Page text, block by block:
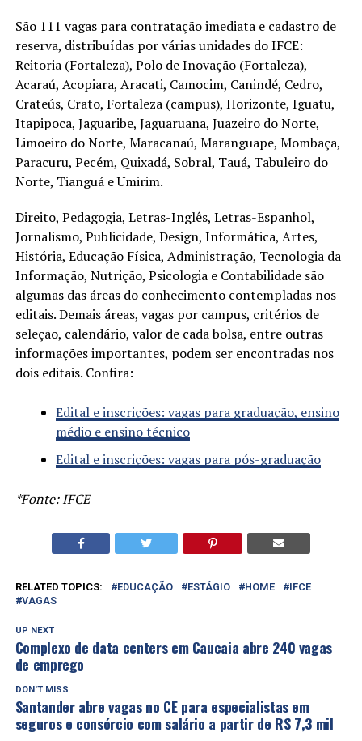
São 111 vagas para contratação imediata e cadastro de
reserva, distribuídas por várias unidades do IFCE:
Reitoria (Fortaleza), Polo de Inovação (Fortaleza),
Acaraú, Acopiara, Aracati, Camocim, Canindé, Cedro,
Crateús, Crato, Fortaleza (campus), Horizonte, Iguatu,
Itapipoca, Jaguaribe, Jaguaruana, Juazeiro do Norte,
Limoeiro do Norte, Maracanaú, Maranguape, Mombaça,
Paracuru, Pecém, Quixadá, Sobral, Tauá, Tabuleiro do
Norte, Tianguá e Umirim.
Direito, Pedagogia, Letras-Inglês, Letras-Espanhol,
Jornalismo, Publicidade, Design, Informática, Artes,
História, Educação Física, Administração, Tecnologia da
Informação, Nutrição, Psicologia e Contabilidade são
algumas das áreas do conhecimento contempladas nos
editais. Demais áreas, vagas por campus, critérios de
seleção, calendário, valor de cada bolsa, entre outras
informações importantes, podem ser encontradas nos
dois editais. Confira:
Edital e inscrições: vagas para graduação, ensino
médio e ensino técnico
Edital e inscrições: vagas para pós-graduação
*Fonte: IFCE
RELATED TOPICS: EDUCAÇÃO ESTÁGIO HOME
IFCE
VAGAS
UP NEXT
Complexo de data centers em Caucaia abre 240 vagas
de emprego
DON'T MISS
Santander abre vagas no CE para especialistas em
seguros e consórcio com salário a partir de R$ 7,3 mil